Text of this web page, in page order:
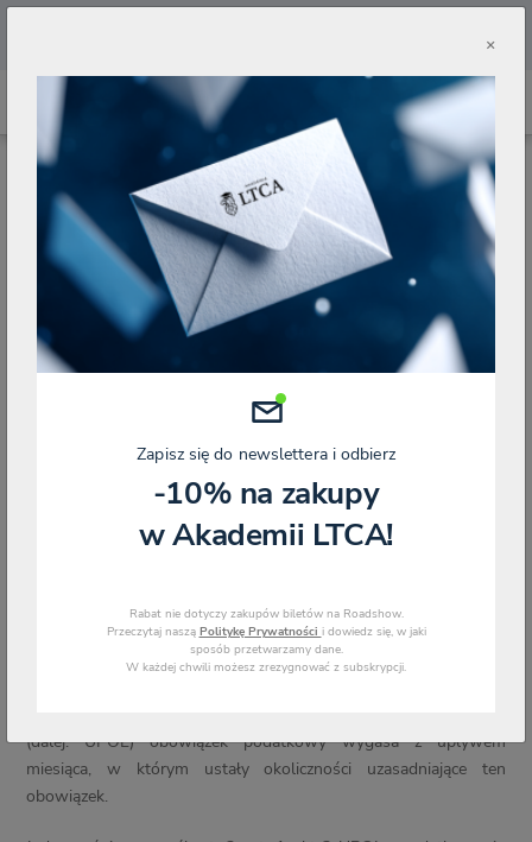
STRONA GŁÓWNA BLOG
PODATEK OD NIERUCHOMOŚCI
CZY KSIĘGOWA LIKWIDACJA BUDOWLI MOŻE SKUTKOWAĆ WYGAŚNIĘCIEM
OBOWIĄZKU PODATKOWEGO W PODATKU OD NIERUCHOMOŚCI?
Czy księgowa likwidacja budowli może
skutkować wygaśnięciem obowiązku
podatkowego w podatku od
PODATEK OD NIERUCHOMOŚCI
(dalej: UPOL) obowiązek podatkowy wygasa z upływem
miesiąca, w którym ustały okoliczności uzasadniające ten
obowiązek.
×
Zapisz się do newslettera i odbierz
-10% na zakupy
w Akademii LTCA!
Rabat nie dotyczy zakupów biletów na Roadshow.
Przeczytaj naszą Politykę Prywatności i dowiedz się, w jaki
sposób przetwarzamy dane.
W każdej chwili możesz zrezygnować z subskrypcji.